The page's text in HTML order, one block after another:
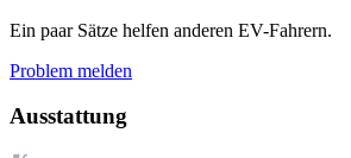
Ein paar Sätze helfen anderen EV-Fahrern.
Problem melden
Ausstattung